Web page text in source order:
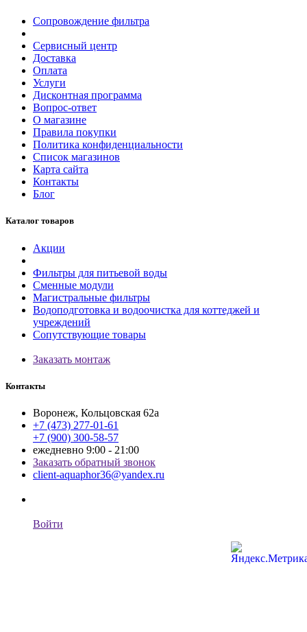
Сопровождение фильтра
Сервисный центр
Доставка
Оплата
Услуги
Дисконтная программа
Вопрос-ответ
О магазине
Правила покупки
Политика конфиденциальности
Список магазинов
Карта сайта
Контакты
Блог
Каталог товаров
Акции
Фильтры для питьевой воды
Сменные модули
Магистральные фильтры
Водоподготовка и водоочистка для коттеджей и
учреждений
Сопутствующие товары
Заказать монтаж
Контакты
Воронеж, Кольцовская 62а
+7 (473) 277-01-61
+7 (900) 300-58-57
ежедневно 9:00 - 21:00
Заказать обратный звонок
client-aquaphor36@yandex.ru
Войти